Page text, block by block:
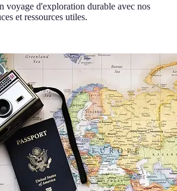
voyage d'exploration durable avec nos
et ressources utiles.